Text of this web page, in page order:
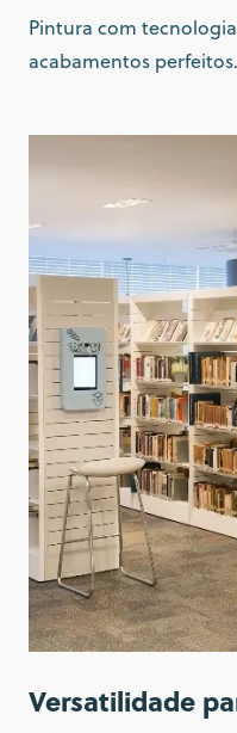
Pintura com
acabamentos perfeitos.
Versatilidade